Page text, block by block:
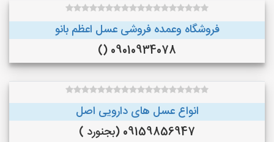
فروشگاه وعمده فروشی عسل اعظم بانو
09010934078 ()
انواع عسل های دارویی اصل
09159856947 (بجنورد )